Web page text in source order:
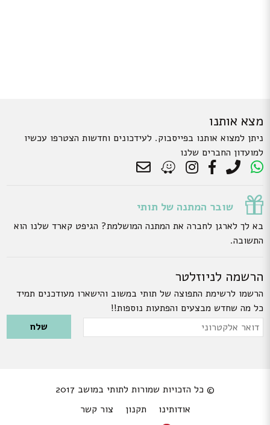
מצא אותנו
ניתן למצוא אותנו בפייסבוק. לעידכונים וחדשות הצטרפו עכשיו
למועדון החברים שלנו
שובר המתנה של תותי
בא לך לארגן לחברה את המתנה המושלמת? הגיפט קארד שלנו הוא
התשובה.
הרשמה לניוזלטר
הרשמו לרשימת התפוצה של תותי במשוב והישארו מעודכנים תמיד
כל מה שחדש מבצעים והפתעות נוספות!!
Please leave this field empty.
דואר
© כל הזכויות שמורות לתותי במושב 2017
אודותינו
תקנון צור קשר